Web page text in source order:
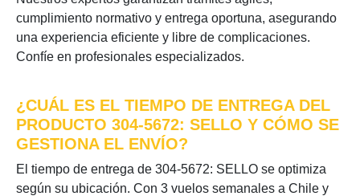
cumplimiento normativo y entrega oportuna, asegurando
una experiencia eficiente y libre de complicaciones.
Confíe en profesionales especializados.
¿CUÁL ES EL TIEMPO DE ENTREGA DEL
PRODUCTO 304-5672: SELLO Y CÓMO SE
GESTIONA EL ENVÍO?
El tiempo de entrega de 304-5672: SELLO se optimiza
según su ubicación. Con 3 vuelos semanales a Chile y